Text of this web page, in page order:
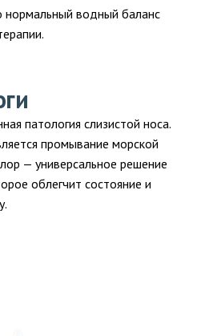
водный баланс
патология слизистой носа.
промывание морской
— универсальное решение
облегчит состояние и